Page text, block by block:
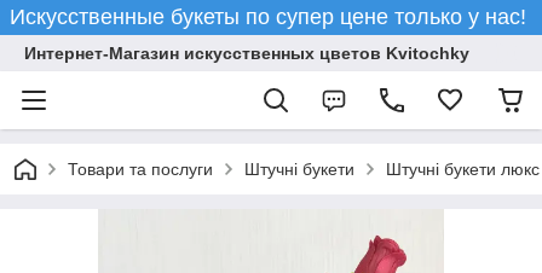
Искусственные букеты по супер цене только у нас!
Интернет-Магазин искусственных цветов Kvitochky
Товари та послуги Штучні букети Штучні букети люкс